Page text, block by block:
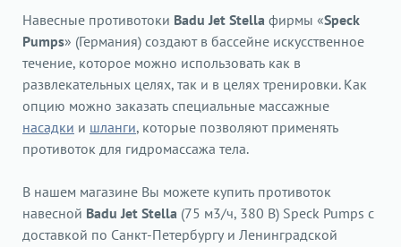
Навесные противотоки Badu Jet Stella фирмы «Speck
Pumps» (Германия) создают в бассейне искусственное
течение, которое можно использовать как в
развлекательных целях, так и в целях тренировки. Как
опцию можно заказать специальные массажные
насадки и шланги, которые позволяют применять
противоток для гидромассажа тела.
В нашем магазине Вы можете купить противоток
навесной Badu Jet Stella (75 м3/ч, 380 В) Speck Pumps с
доставкой по Санкт-Петербургу и Ленинградской